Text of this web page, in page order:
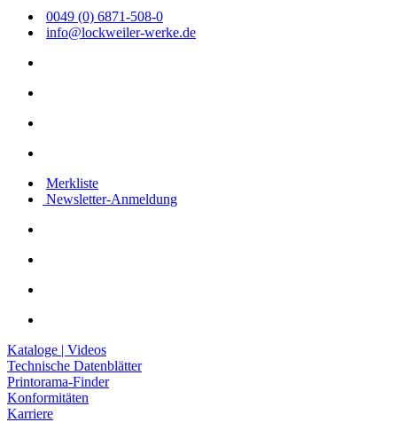
0049 (0) 6871-508-0
info@lockweiler-werke.de
Merkliste
Newsletter-Anmeldung
Kataloge | Videos
Technische Datenblätter
Printorama-Finder
Konformitäten
Karriere